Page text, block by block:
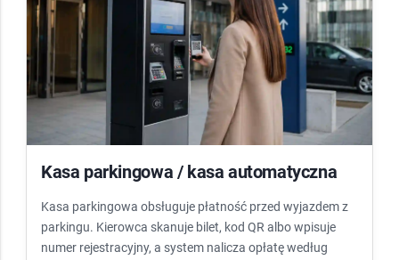
Kasa parkingowa / kasa automatyczna
Kasa parkingowa obsługuje płatność przed wyjazdem z
parkingu. Kierowca skanuje bilet, kod QR albo wpisuje
numer rejestracyjny, a system nalicza opłatę według